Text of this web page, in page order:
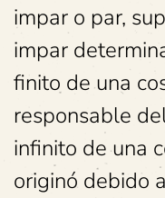
impar o par,
impar
finito de una
responsable
infinito de una
originó debido